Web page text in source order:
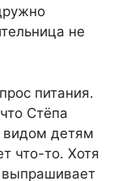
не
питания.
Стёпа
видом детям
что-то. Хотя
выпрашивает